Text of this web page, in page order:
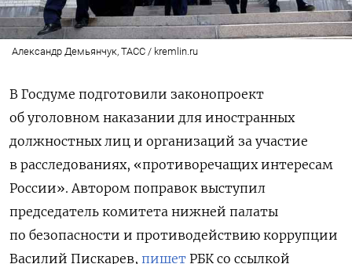
Александр Демьянчук, ТАСС / kremlin.ru
В Госдуме подготовили законопроект
об уголовном наказании для иностранных
должностных лиц и организаций за участие
в расследованиях, «противоречащих интересам
России». Автором поправок выступил
председатель комитета нижней палаты
по безопасности и противодействию коррупции
Василий Пискарев, пишет РБК со ссылкой